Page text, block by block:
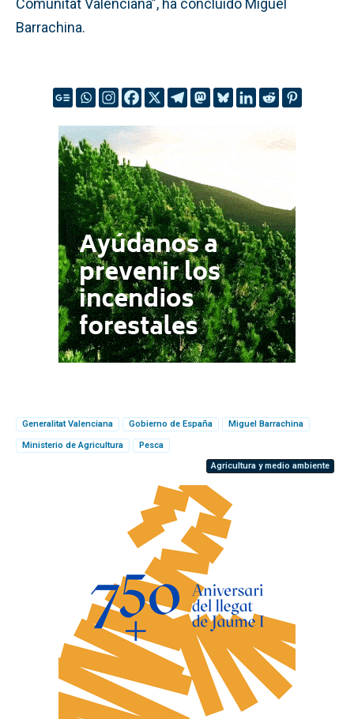
Comunitat Valenciana”, ha concluido Miguel
Barrachina.
Generalitat Valenciana Gobierno de España Miguel Barrachina
Ministerio de Agricultura
Pesca
Agricultura y medio ambiente